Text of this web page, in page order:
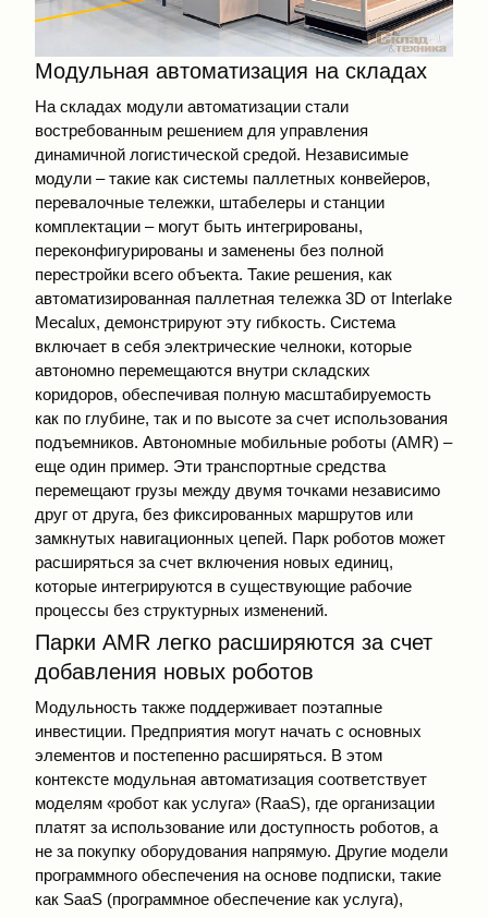
Модульная автоматизация на складах
На складах модули автоматизации стали
востребованным решением для управления
динамичной логистической средой. Независимые
модули – такие как системы паллетных конвейеров,
перевалочные тележки, штабелеры и станции
комплектации – могут быть интегрированы,
переконфигурированы и заменены без полной
перестройки всего объекта. Такие решения, как
автоматизированная паллетная тележка 3D от Interlake
Mecalux, демонстрируют эту гибкость. Система
включает в себя электрические челноки, которые
автономно перемещаются внутри складских
коридоров, обеспечивая полную масштабируемость
как по глубине, так и по высоте за счет использования
подъемников. Автономные мобильные роботы (AMR) –
еще один пример. Эти транспортные средства
перемещают грузы между двумя точками независимо
друг от друга, без фиксированных маршрутов или
замкнутых навигационных цепей. Парк роботов может
расширяться за счет включения новых единиц,
которые интегрируются в существующие рабочие
процессы без структурных изменений.
Парки AMR легко расширяются за счет
добавления новых роботов
Модульность также поддерживает поэтапные
инвестиции. Предприятия могут начать с основных
элементов и постепенно расширяться. В этом
контексте модульная автоматизация соответствует
моделям «робот как услуга» (RaaS), где организации
платят за использование или доступность роботов, а
не за покупку оборудования напрямую. Другие модели
программного обеспечения на основе подписки, такие
как SaaS (программное обеспечение как услуга),